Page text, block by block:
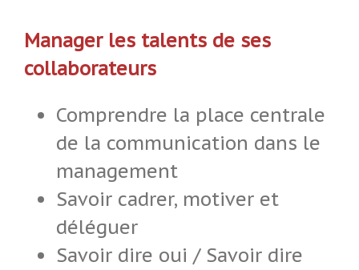
Manager les talents de ses
collaborateurs
Comprendre la place centrale
de la communication dans le
management
Savoir cadrer, motiver et
déléguer
Savoir dire oui / Savoir dire